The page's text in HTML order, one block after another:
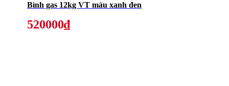
Bình gas 12kg VT màu xanh đen
520000₫